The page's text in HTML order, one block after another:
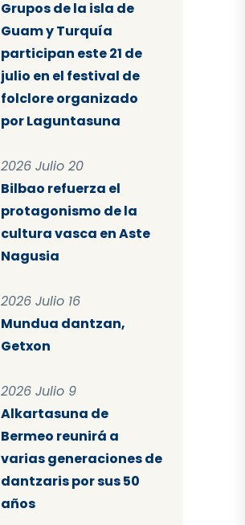
Grupos de la isla de
Guam y Turquía
participan este 21 de
julio en el festival de
folclore organizado
por Laguntasuna
2026 Julio 20
Bilbao refuerza el
protagonismo de la
cultura vasca en Aste
Nagusia
2026 Julio 16
Mundua dantzan,
Getxon
2026 Julio 9
Alkartasuna de
Bermeo reunirá a
varias generaciones de
dantzaris por sus 50
años